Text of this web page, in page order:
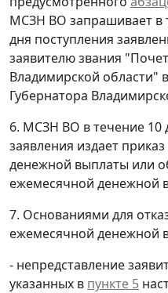
МСЗН ВО запрашивает в
дня поступления
заявителю звания
Владимирской области"
Губернатора
6. МСЗН ВО в течение 10
заявления издает
денежной выплаты или
ежемесячной денежной
7. Основаниями для
ежемесячной денежной
- непредставление
указанных в пункте 5